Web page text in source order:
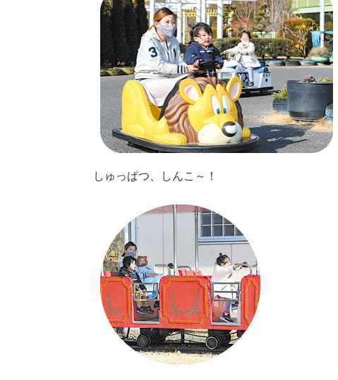
しゅっぱつ、しんこ～！